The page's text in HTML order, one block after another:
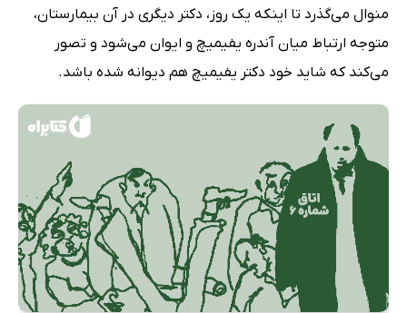
منوال می‌گذرد تا اینکه یک روز، دکتر دیگری در آن بیمارستان،
متوجه ارتباط میان آندره یفیمیچ و ایوان می‌شود و تصور
می‌کند که شاید خود دکتر یفیمیچ هم دیوانه شده باشد.